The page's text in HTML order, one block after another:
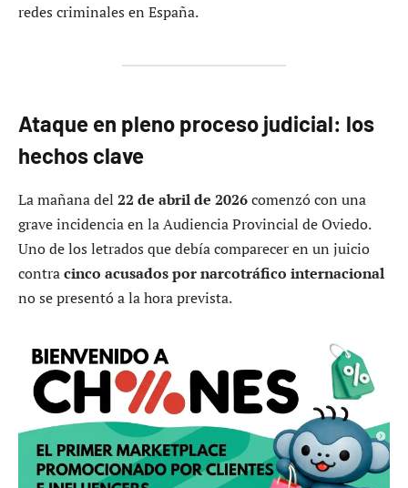
redes criminales en España.
Ataque en pleno proceso judicial: los
hechos clave
La mañana del 22 de abril de 2026comenzó con una
grave incidencia en la Audiencia Provincial de Oviedo.
Uno de los letrados que debía comparecer en un juicio
contracinco acusados por narcotráfico internacional
no se presentó a la hora prevista.